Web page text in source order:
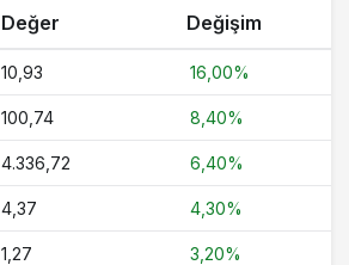
Değer Değişim
10,93 16,00%
100,74 8,40%
4.336,72 6,40%
4,37 4,30%
1,27 3,20%